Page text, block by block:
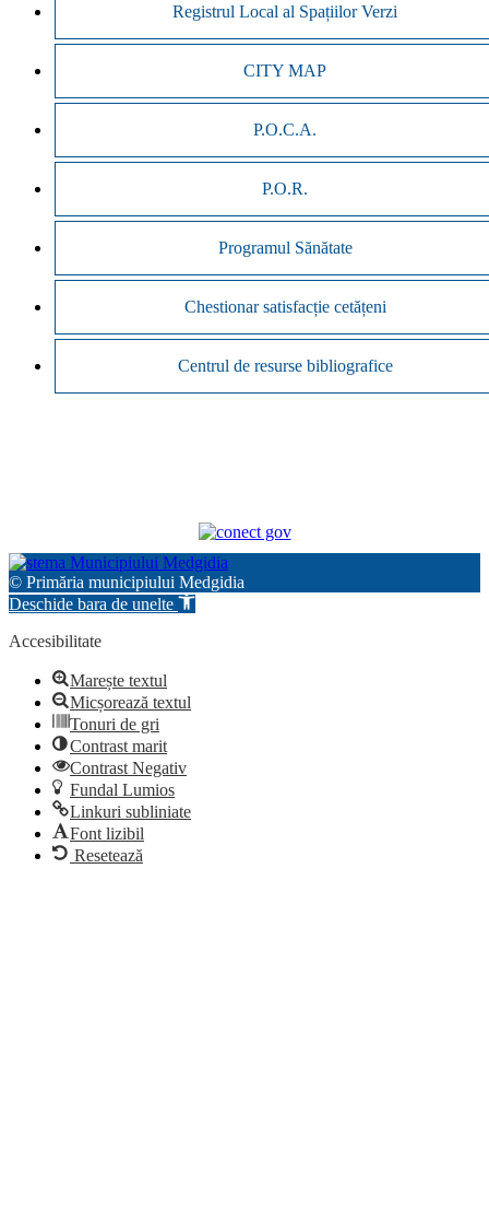
Registrul Local al Spațiilor Verzi
CITY MAP
P.O.C.A.
P.O.R.
Programul Sănătate
Chestionar satisfacție cetățeni
Centrul de resurse bibliografice
© Primăria municipiului Medgidia
Deschide bara de unelte
Accesibilitate
Marește textul
Micșorează textul
Tonuri de gri
Contrast marit
Contrast Negativ
Fundal Lumios
Linkuri subliniate
Font lizibil
Resetează